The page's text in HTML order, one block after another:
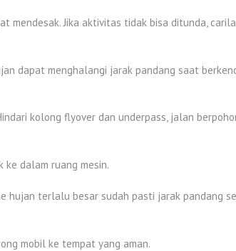
mendesak. Jika aktivitas tidak bisa ditunda,
dapat menghalangi jarak pandang saat
kolong flyover dan underpass, jalan
ke dalam ruang mesin.
hujan terlalu besar sudah pasti jarak pandang
mobil ke tempat yang aman.